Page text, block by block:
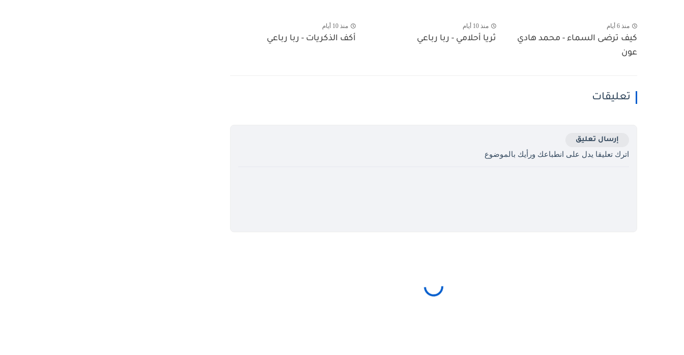
منذ 6 أيام
كيف ترضى السماء - محمد هادي
عون
منذ 10 أيام
ثريا أحلامي - ربا رباعي
منذ 10 أيام
أكف الذكريات - ربا رباعي
تعليقات
إرسال تعليق
اترك تعليقا يدل على انطباعك ورأيك بالموضوع